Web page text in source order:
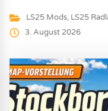
LS25 Mods, LS25
3. August 2026